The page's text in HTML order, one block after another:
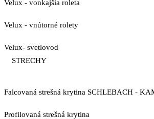
Velux - vonkajšia roleta
Velux - vnútorné rolety
Velux- svetlovod
STRECHY
Falcovaná strešná krytina SCHLEBACH -
Profilovaná strešná krytina